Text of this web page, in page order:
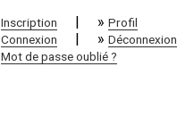
Inscription » Profil
Connexion » Déconnexion
Mot de passe oublié ?